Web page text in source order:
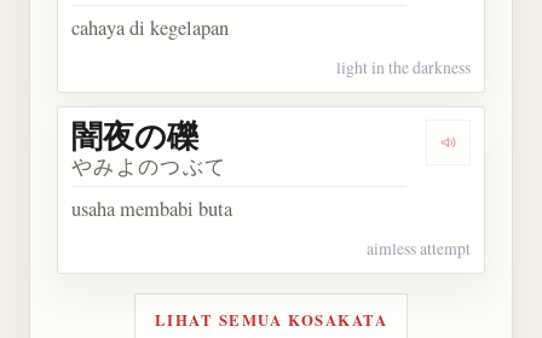
cahaya di kegelapan
light in the darkness
Dengarkan
闇夜の礫
やみよのつぶて
usaha membabi buta
aimless attempt
LIHAT SEMUA KOSAKATA